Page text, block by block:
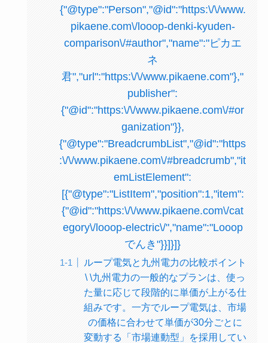
{"@type":"Person","@id":"https:\/\/www.
pikaene.com\/looop-denki-kyuden-
comparison\/#author","name":"ピカエ
ネ
君","url":"https:\/\/www.pikaene.com"},"
publisher":
{"@id":"https:\/\/www.pikaene.com\/#or
ganization"}},
{"@type":"BreadcrumbList","@id":"https
:\/\/www.pikaene.com\/#breadcrumb","it
emListElement":
[{"@type":"ListItem","position":1,"item":
{"@id":"https:\/\/www.pikaene.com\/cat
egory\/looop-electric\/","name":"Looop
でんき"}}]}]}
ループ電気と九州電力の比較ポイント
\ \九州電力の一般的なプランは、使っ
た量に応じて段階的に単価が上がる仕
組みです。一方でループ電気は、市場
の価格に合わせて単価が30分ごとに
変動する「市場連動型」を採用してい